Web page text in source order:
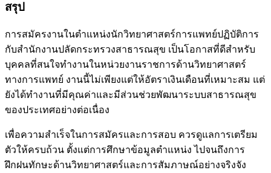
สรุป
การสมัครงานในตำแหน่งนักวิทยาศาสตร์การแพทย์ปฏิบัติการ
กับสำนักงานปลัดกระทรวงสาธารณสุข เป็นโอกาสที่ดีสำหรับ
บุคคลที่สนใจทำงานในหน่วยงานราชการด้านวิทยาศาสตร์
ทางการแพทย์ งานนี้ไม่เพียงแต่ให้อัตราเงินเดือนที่เหมาะสม แต่
ยังได้ทำงานที่มีคุณค่าและมีส่วนช่วยพัฒนาระบบสาธารณสุข
ของประเทศอย่างต่อเนื่อง
เพื่อความสำเร็จในการสมัครและการสอบ ควรดูแลการเตรียม
ตัวให้ครบถ้วน ตั้งแต่การศึกษาข้อมูลตำแหน่ง ไปจนถึงการ
ฝึกฝนทักษะด้านวิทยาศาสตร์และการสัมภาษณ์อย่างจริงจัง